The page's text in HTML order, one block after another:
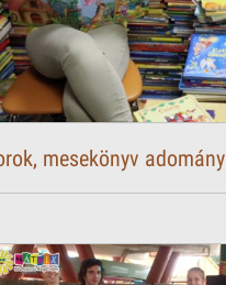
mesekönyv adomány